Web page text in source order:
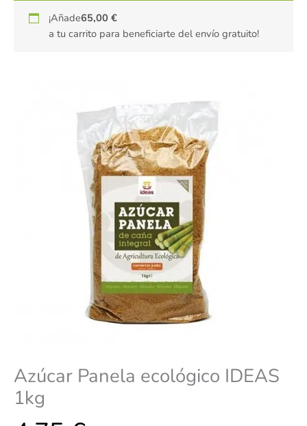
¡Añade65,00€
a tu carrito para beneficiarte del envío gratuito!
Azúcar Panela ecológico IDEAS
1kg